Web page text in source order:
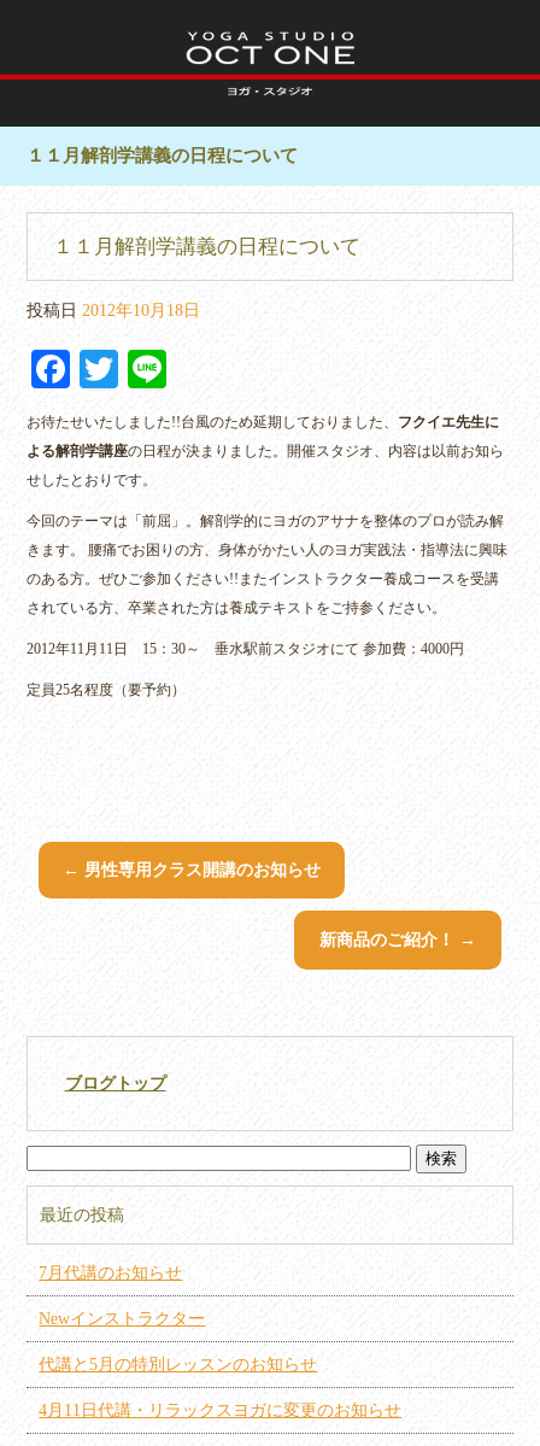
１１月解剖学講義の日程について
１１月解剖学講義の日程について
投稿日 2012年10月18日
Fa
ce
bo
ok
T
wi
tte
r
ne
お待たせいたしました!!台風のため延期しておりました、 フクイエ先生に
よる解剖学講座の日程が決まりました。開催スタジオ、内容は以前お知ら
せしたとおりです。
今回のテーマは「前屈」。解剖学的にヨガのアサナを整体のプロが読み解
きます。 腰痛でお困りの方、身体がかたい人のヨガ実践法・指導法に興味
のある方。ぜひご参加ください!!またインストラクター養成コースを受講
されている方、卒業された方は養成テキストをご持参ください。
2012年11月11日 15：30～ 垂水駅前スタジオにて 参加費：4000円
定員25名程度（要予約）
← 男性専用クラス開講のお知らせ
新商品のご紹介！ →
ブログトップ
最近の投稿
7月代講のお知らせ
Newインストラクター
代講と5月の特別レッスンのお知らせ
4月11日代講・リラックスヨガに変更のお知らせ